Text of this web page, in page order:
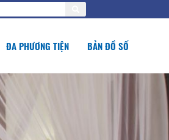
ĐA PHƯƠNG TIỆN BẢN ĐỒ SỐ